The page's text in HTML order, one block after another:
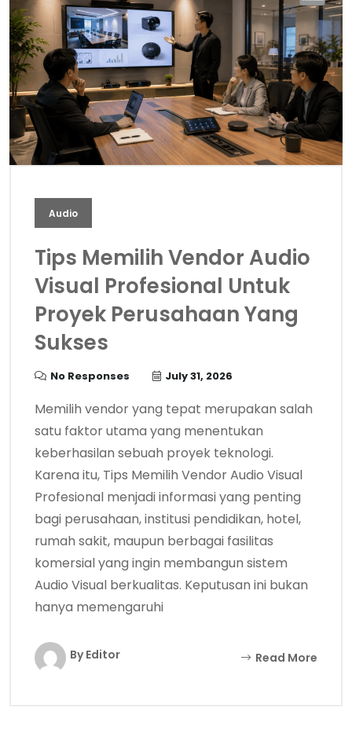
Audio
Tips Memilih Vendor Audio
Visual Profesional Untuk
Proyek Perusahaan Yang
Sukses
No Responses July 31, 2026
Memilih vendor yang tepat merupakan salah
satu faktor utama yang menentukan
keberhasilan sebuah proyek teknologi.
Karena itu, Tips Memilih Vendor Audio Visual
Profesional menjadi informasi yang penting
bagi perusahaan, institusi pendidikan, hotel,
rumah sakit, maupun berbagai fasilitas
komersial yang ingin membangun sistem
Audio Visual berkualitas. Keputusan ini bukan
hanya memengaruhi
By Editor Read More